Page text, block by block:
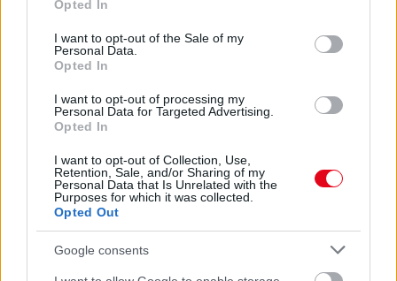
use your data for below specified purposes in below Google
consent section.
Opted In
I want to opt-out of the Sale of my
Personal Data.
Opted In
I want to opt-out of processing my
Personal Data for Targeted Advertising.
Opted In
I want to opt-out of Collection, Use,
Retention, Sale, and/or Sharing of my
Personal Data that Is Unrelated with the
Purposes for which it was collected.
Opted Out
Google consents
24 óra